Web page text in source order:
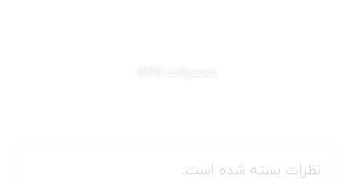
نظرات بسته شده است.